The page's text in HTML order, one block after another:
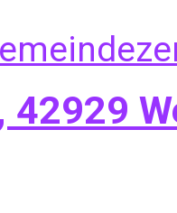
42929